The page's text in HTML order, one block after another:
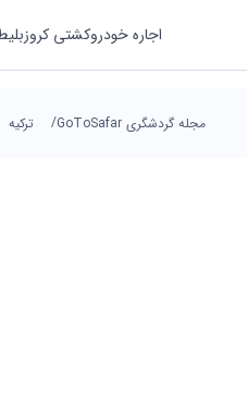
اجاره خودروکشتی کروز
مجله گردشگری GoToSafar / ترکیه